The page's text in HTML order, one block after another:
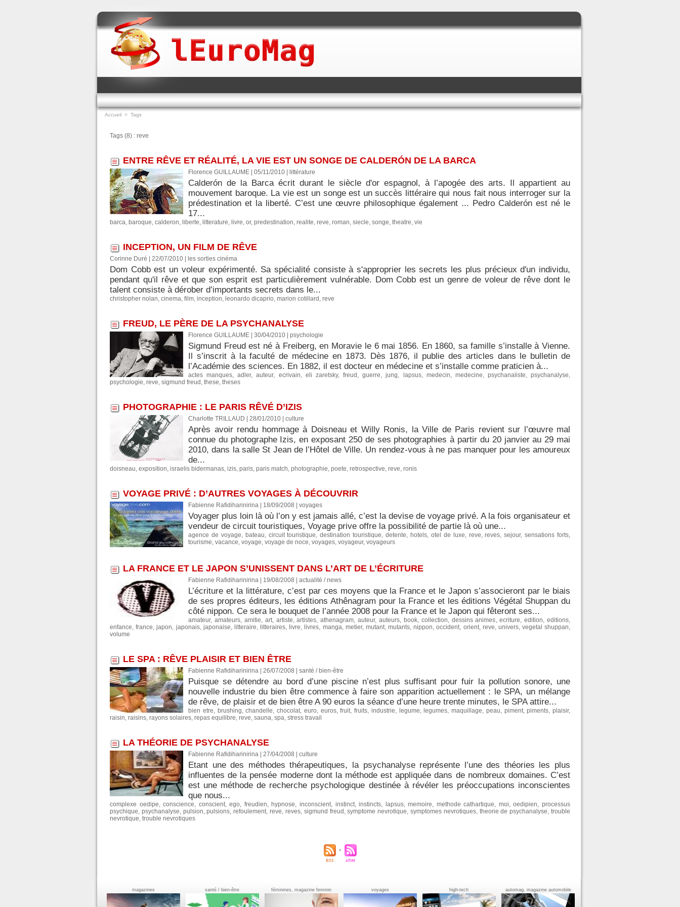
Accueil > Tags
Tags (8) : reve
ENTRE RÊVE ET RÉALITÉ, LA VIE EST UN SONGE DE CALDERÓN DE LA BARCA
Florence GUILLAUME | 05/11/2010 littérature
Calderón de la Barca écrit durant le siècle d'or espagnol, à l’apogée des arts. Il appartient au
mouvement baroque. La vie est un songe est un succès littéraire qui nous fait nous interroger sur la
prédestination et la liberté. C’est une œuvre philosophique également ... Pedro Calderón est né le
17...
barca, baroque, calderon, liberte, litterature, livre, or, predestination, realite, reve, roman, siecle, songe, theatre, vie
INCEPTION, UN FILM DE RÊVE
Corinne Duré | 22/07/2010 les sorties cinéma
Dom Cobb est un voleur expérimenté. Sa spécialité consiste à s'approprier les secrets les plus précieux d'un individu,
pendant qu'il rêve et que son esprit est particulièrement vulnérable. Dom Cobb est un genre de voleur de rêve dont le
talent consiste à dérober d’importants secrets dans le...
christopher nolan, cinema, film, inception, leonardo dicaprio, marion cotillard , reve
FREUD, LE PÈRE DE LA PSYCHANALYSE
Florence GUILLAUME | 30/04/2010 psychologie
Sigmund Freud est né à Freiberg, en Moravie le 6 mai 1856. En 1860, sa famille s’installe à Vienne.
Il s’inscrit à la faculté de médecine en 1873. Dès 1876, il publie des articles dans le bulletin de
l’Académie des sciences. En 1882, il est docteur en médecine et s’installe comme praticien à...
actes manques,adler,auteur, ecrivain, eli zaretsky,freud ,guerre,jung, lapsus, medecin, medecine,psychanaliste,psychanalyse,
psychologie, reve, sigmund freud , these, theses
PHOTOGRAPHIE : LE PARIS RÊVÉ D’IZIS
Charlotte TRILLAUD | 28/01/2010 culture
Après avoir rendu hommage à Doisneau et Willy Ronis, la Ville de Paris revient sur l’œuvre mal
connue du photographe Izis, en exposant 250 de ses photographies à partir du 20 janvier au 29 mai
2010, dans la salle St Jean de l’Hôtel de Ville. Un rendez-vous à ne pas manquer pour les amoureux
de...
doisneau, exposition, israelis bidermanas, izis, paris, paris match, photographie, poete, retrospective, reve, ronis
VOYAGE PRIVÉ : D’AUTRES VOYAGES À DÉCOUVRIR
Fabienne Rafidiharinirina | 18/09/2008 voyages
Voyager plus loin là où l’on y est jamais allé, c’est la devise de voyage privé. A la fois organisateur et
vendeur de circuit touristiques, Voyage prive offre la possibilité de partie là où une...
agence de voyage, bateau, circuit touristique,destination touristique,detente, hotels, otel de luxe, reve,reves,sejour,sensations forts,
tourisme, vacance, voyage, voyage de noce, voyages, voyageur, voyageurs
LA FRANCE ET LE JAPON S’UNISSENT DANS L’ART DE L’ÉCRITURE
Fabienne Rafidiharinirina | 19/08/2008 actualité / news
L’écriture et la littérature, c’est par ces moyens que la France et le Japon s’associeront par le biais
de ses propres éditeurs, les éditions Athênagram pour la France et les éditions Végétal Shuppan du
côté nippon. Ce sera le bouquet de l’année 2008 pour la France et le Japon qui fêteront ses...
amateur, amateurs, amitie, art, artiste,artistes,athenagram,auteur, auteurs, book, collection, dessins animes,ecriture,edition,editions,
enfance,france,japon, japonais, japonaise, litteraire, litteraires, livre, livres, manga, metier, mutant,mutants,nippon,occident, orient, reve, univers,vegetal shuppan,
volume
LE SPA : RÊVE PLAISIR ET BIEN ÊTRE
Fabienne Rafidiharinirina | 26/07/2008 santé / bien-être
Puisque se détendre au bord d’une piscine n’est plus suffisant pour fuir la pollution sonore, une
nouvelle industrie du bien être commence à faire son apparition actuellement : le SPA, un mélange
de rêve, de plaisir et de bien être A 90 euros la séance d’une heure trente minutes, le SPA attire...
bien etre, brushing,chandelle, chocolat, euro, euros,fruit, fruits, industrie, legume, legumes, maquillage, peau, piment,piments, plaisir,
raisin, raisins, rayons solaires, repas equilibre, reve, sauna, spa, stress travail
LA THÉORIE DE PSYCHANALYSE
Fabienne Rafidiharinirina | 27/04/2008 culture
Etant une des méthodes thérapeutiques, la psychanalyse représente l’une des théories les plus
influentes de la pensée moderne dont la méthode est appliquée dans de nombreux domaines. C’est
est une méthode de recherche psychologique destinée à révéler les préoccupations inconscientes
que nous...
complexe oedipe,conscience, conscient,ego, freudien, hypnose, inconscient, instinct,instincts, lapsus,memoire, methode cathartique, moi,oedipien, processus
psychique, psychanalyse, pulsion,pulsions,refoulement,reve, reves, sigmund freud ,symptome nevrotique, symptomes nevrotiques, theorie de psychanalyse, trouble
nevrotique, trouble nevrotiques
magazines santé / bien-être féminines, magazine feminin voyages high-tech automag, magazine automobile